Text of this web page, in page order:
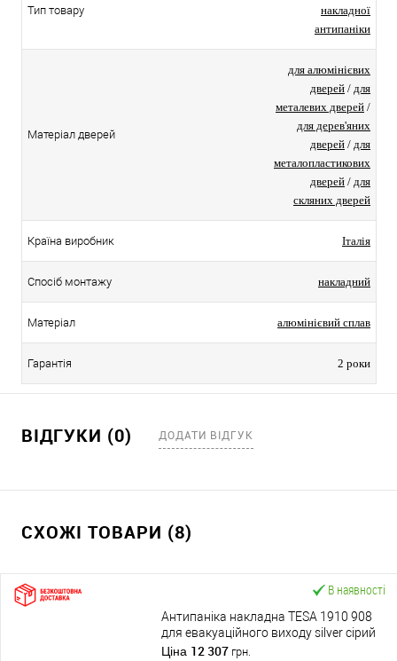
Тип товару
накладної
антипаніки
Матеріал дверей
для алюмінієвих
дверей / для
металевих дверей /
для дерев'яних
дверей / для
металопластикових
дверей / для
скляних дверей
Країна виробник Італія
Спосіб монтажу накладний
Матеріал алюмінієвий сплав
Гарантія 2 роки
ВІДГУКИ (0) ДОДАТИ ВІДГУК
СХОЖІ ТОВАРИ (8)
В наявності
Антипаніка накладна TESA 1910 908
для евакуаційного виходу silver сірий
Ціна 12 307 грн.